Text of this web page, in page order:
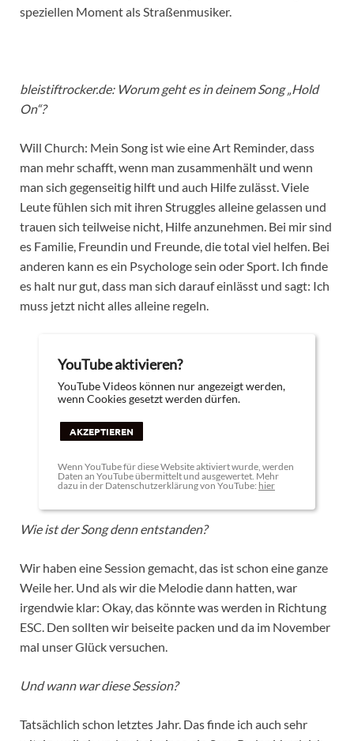
speziellen Moment als Straßenmusiker.
bleistiftrocker.de: Worum geht es in deinem Song „Hold
On“?
Will Church: Mein Song ist wie eine Art Reminder, dass
man mehr schafft, wenn man zusammenhält und wenn
man sich gegenseitig hilft und auch Hilfe zulässt. Viele
Leute fühlen sich mit ihren Struggles alleine gelassen und
trauen sich teilweise nicht, Hilfe anzunehmen. Bei mir sind
es Familie, Freundin und Freunde, die total viel helfen. Bei
anderen kann es ein Psychologe sein oder Sport. Ich finde
es halt nur gut, dass man sich darauf einlässt und sagt: Ich
muss jetzt nicht alles alleine regeln.
YouTube aktivieren?
YouTube Videos können nur angezeigt werden,
wenn Cookies gesetzt werden dürfen.
AKZEPTIEREN
Wenn YouTube für diese Website aktiviert wurde, werden
Daten an YouTube übermittelt und ausgewertet. Mehr
dazu in der Datenschutzerklärung von YouTube: hier
Wie ist der Song denn entstanden?
Wir haben eine Session gemacht, das ist schon eine ganze
Weile her. Und als wir die Melodie dann hatten, war
irgendwie klar: Okay, das könnte was werden in Richtung
ESC. Den sollten wir beiseite packen und da im November
mal unser Glück versuchen.
Und wann war diese Session?
Tatsächlich schon letztes Jahr. Das finde ich auch sehr